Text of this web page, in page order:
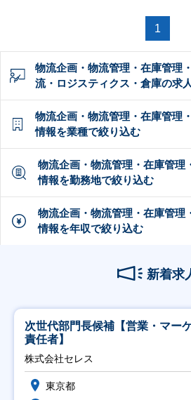
1
物流企画・物流管理・在庫管理
流・ロジスティクス・倉庫の求
物流企画・物流管理・在庫管理
情報を業種で絞り込む
物流企画・物流管理・在庫管理
情報を勤務地で絞り込む
物流企画・物流管理・在庫管理
情報を年収で絞り込む
新着求
次世代部門長候補【営業・マー
責任者】
株式会社セレス
東京都